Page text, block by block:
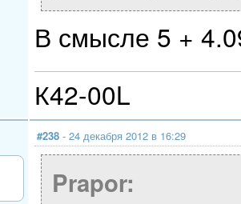
В смысле 5 +
К42-00L
#238 - 24 декабря 2012 в 16:29
Prapor: